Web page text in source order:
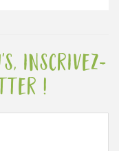
inscrivez-
!